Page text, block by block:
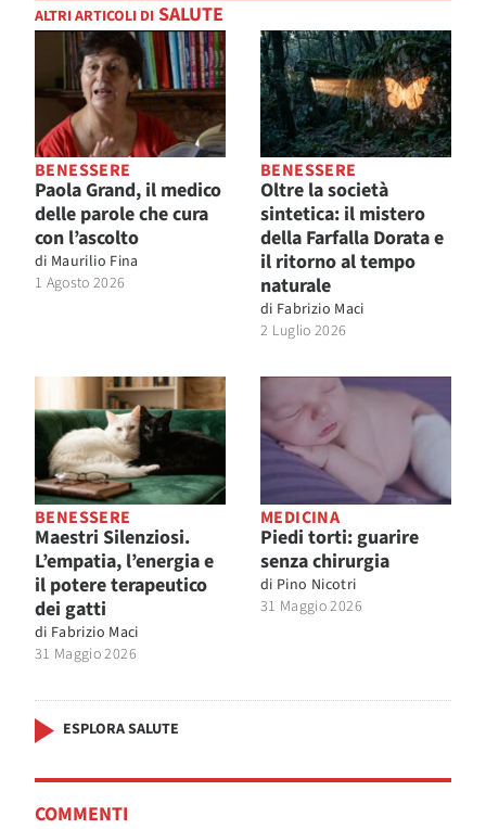
ALTRI ARTICOLI DI SALUTE
BENESSERE
Paola Grand, il medico
delle parole che cura
con l’ascolto
di Maurilio Fina
1 Agosto 2026
BENESSERE
Oltre la società
sintetica: il mistero
della Farfalla Dorata e
il ritorno al tempo
naturale
di Fabrizio Maci
2 Luglio 2026
BENESSERE
Maestri Silenziosi.
L’empatia, l’energia e
il potere terapeutico
dei gatti
di Fabrizio Maci
31 Maggio 2026
MEDICINA
Piedi torti: guarire
senza chirurgia
di Pino Nicotri
31 Maggio 2026
ESPLORA SALUTE
COMMENTI